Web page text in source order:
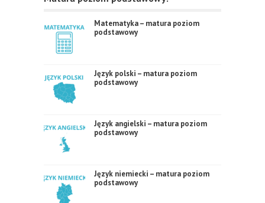
Matematyka – matura poziom
podstawowy
Język polski – matura poziom
podstawowy
Język angielski – matura poziom
podstawowy
Język niemiecki – matura poziom
podstawowy